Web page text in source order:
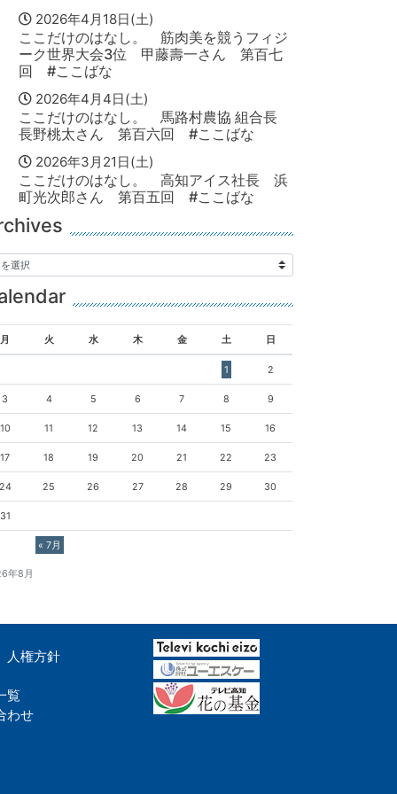
2026年4月18日(土)
ここだけのはなし。 筋肉美を競うフィジ
ーク世界大会3位 甲藤壽一さん 第百七
回 #ここばな
2026年4月4日(土)
ここだけのはなし。 馬路村農協 組合長
長野桃太さん 第百六回 #ここばな
2026年3月21日(土)
ここだけのはなし。 高知アイス社長 浜
町光次郎さん 第百五回 #ここばな
年8月
月 火 水 木 金 土 日
« 7月
1 2
3 4 5 6 7 8 9
10 11 12 13 14 15 16
17 18 19 20 21 22 23
25 26 27 28 29 30
31
人権方針
覧
わせ